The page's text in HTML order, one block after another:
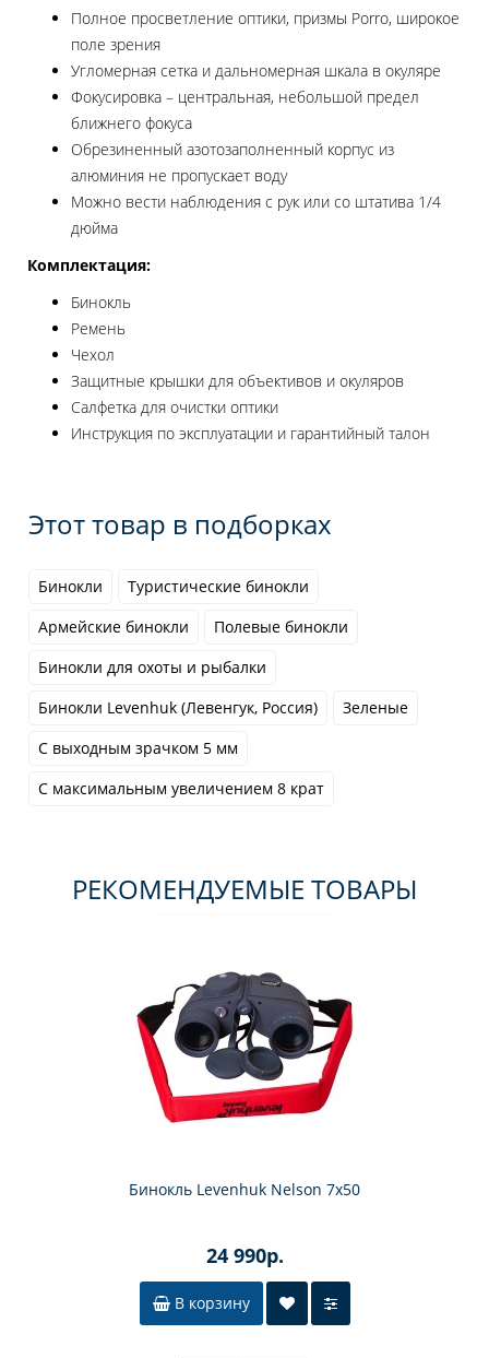
Полное просветление оптики, призмы Porro, широкое
поле зрения
Угломерная сетка и дальномерная шкала в окуляре
Фокусировка – центральная, небольшой предел
ближнего фокуса
Обрезиненный азотозаполненный корпус из
алюминия не пропускает воду
Можно вести наблюдения с рук или со штатива 1/4
дюйма
Комплектация:
Бинокль
Ремень
Чехол
Защитные крышки для объективов и окуляров
Салфетка для очистки оптики
Инструкция по эксплуатации и гарантийный талон
Этот товар в подборках
Бинокли
Туристические бинокли
Армейские бинокли
Полевые бинокли
Бинокли для охоты и рыбалки
Бинокли Levenhuk (Левенгук, Россия)
Зеленые
С выходным зрачком 5 мм
С максимальным увеличением 8 крат
РЕКОМЕНДУЕМЫЕ ТОВАРЫ
Бинокль Levenhuk Nelson 7x50
24 990р.
В корзину